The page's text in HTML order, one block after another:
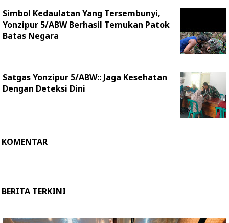
Simbol Kedaulatan Yang Tersembunyi,
Yonzipur 5/ABW Berhasil Temukan Patok
Batas Negara
Satgas Yonzipur 5/ABW:: Jaga Kesehatan
Dengan Deteksi Dini
KOMENTAR
BERITA TERKINI